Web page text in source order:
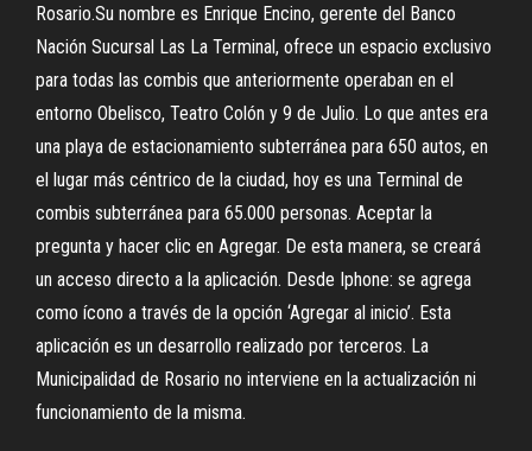
Rosario.Su nombre es Enrique Encino, gerente del Banco
Nación Sucursal Las La Terminal, ofrece un espacio exclusivo
para todas las combis que anteriormente operaban en el
entorno Obelisco, Teatro Colón y 9 de Julio. Lo que antes era
una playa de estacionamiento subterránea para 650 autos, en
el lugar más céntrico de la ciudad, hoy es una Terminal de
combis subterránea para 65.000 personas. Aceptar la
pregunta y hacer clic en Agregar. De esta manera, se creará
un acceso directo a la aplicación. Desde Iphone: se agrega
como ícono a través de la opción ‘Agregar al inicio’. Esta
aplicación es un desarrollo realizado por terceros. La
Municipalidad de Rosario no interviene en la actualización ni
funcionamiento de la misma.